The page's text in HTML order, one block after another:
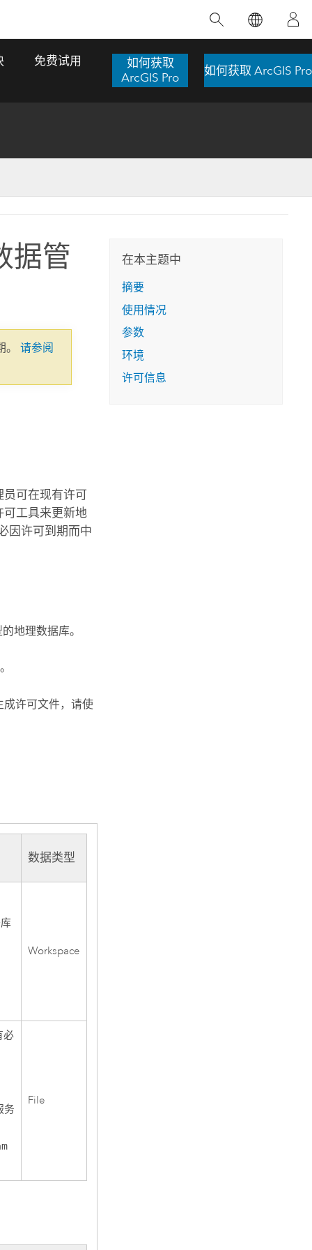
理。 了解这项技术的实际效果，亲身体验交
互式地图，探索产品功能，或者直接开始免
费试用。
联，并产出能解决复杂问题的深刻见解。
探索课程
了 17 个应急洪水应用程序，为关键的救援行
动提供了有力支持。
数字孪生体
推荐书籍
免费试用
如何获取
ArcGIS Pro
如何获取 ArcGIS Pro
据管
。请参阅
可在现有许可
可工具来更新地
因许可到期而中
地理数据库。
许可文件，请使
数据类型
Workspace
必
务
File
在本主题中
摘要
使用情况
参数
环境
许可信息